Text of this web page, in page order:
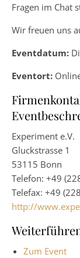
Fragen im Chat
Wir freuen uns
Eventdatum:
Eventort:
Experiment e.V.
Gluckstrasse 1
53115 Bonn
Telefon: +49
Telefax: +49
http://
Zum Event